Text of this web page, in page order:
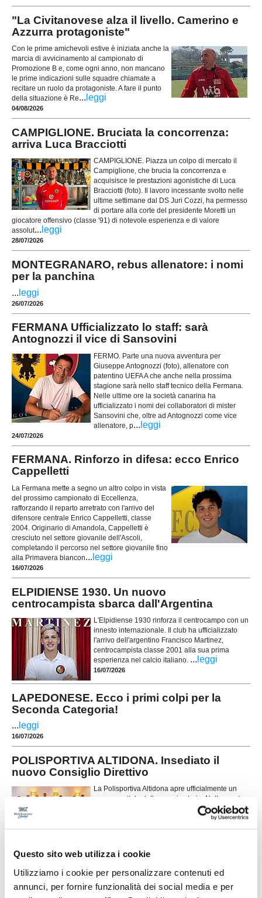
Questo sito web utilizza i cookie
Utilizziamo i cookie per personalizzare contenuti ed
annunci, per fornire funzionalità dei social media e per
"La Civitanovese alza il livello. Camerino e
Azzurra protagoniste"
Con le prime amichevoli estive è iniziata anche la
marcia di avvicinamento al campionato di
Promozione B e, come ogni anno, non mancano
le prime indicazioni sulle squadre chiamate a
recitare un ruolo da protagoniste. A fare il punto
della situazione è Re... leggi
04/08/2026
CAMPIGLIONE. Bruciata la concorrenza:
arriva Luca Bracciotti
CAMPIGLIONE. Piazza un colpo di mercato il
Campiglione, che brucia la concorrenza e
acquisisce le prestazioni agonistiche di Luca
Bracciotti (foto). Il lavoro incessante svolto nelle
ultime settimane dal DS Juri Cozzi, ha permesso
di portare alla corte del presidente Moretti un
giocatore offensivo (classe '91) di notevole esperienza e di valore
assolut... leggi
28/07/2026
MONTEGRANARO, rebus allenatore: i nomi
per la panchina
... leggi
26/07/2026
FERMANA Ufficializzato lo staff: sarà
Antognozzi il vice di Sansovini
FERMO. Parte una nuova avventura per
Giuseppe Antognozzi (foto), allenatore con
patentino UEFA A che anche nella prossima
stagione sarà nello staff tecnico della Fermana.
Nelle ultime ore la società canarina ha
ufficializzato i nomi dei collaboratori di mister
Sansovini che, oltre ad Antognozzi come vice
allenatore, p... leggi
24/07/2026
FERMANA. Rinforzo in difesa: ecco Enrico
Cappelletti
La Fermana mette a segno un altro colpo in vista
del prossimo campionato di Eccellenza,
rafforzando il reparto arretrato con l'arrivo del
difensore centrale Enrico Cappelletti, classe
2004. Originario di Amandola, Cappelletti è
cresciuto nel settore giovanile dell'Ascoli,
completando il percorso nel settore giovanile fino
alla Primavera biancon... leggi
16/07/2026
ELPIDIENSE 1930. Un nuovo
centrocampista sbarca dall'Argentina
L'Elpidiense 1930 rinforza il centrocampo con un
innesto internazionale. Il club ha ufficializzato
l'arrivo dell'argentino Francisco Martinez,
centrocampista classe 2001 alla sua prima
esperienza nel calcio italiano. ... leggi
16/07/2026
LAPEDONESE. Ecco i primi colpi per la
Seconda Categoria!
... leggi
16/07/2026
POLISPORTIVA ALTIDONA. Insediato il
nuovo Consiglio Direttivo
La Polisportiva Altidona apre ufficialmente un
nuovo capitolo della propria storia. Nella serata
di martedì 7 luglio 2026 si è infatti insediato il
leggi
13/07/2026
PETRITOLI. Conferme importanti e tante
novità per mister Bugiardini
PETRITOLO. L'ASD Petritoli 1960 comunica che si
sta delineando la rosa che affronterà il